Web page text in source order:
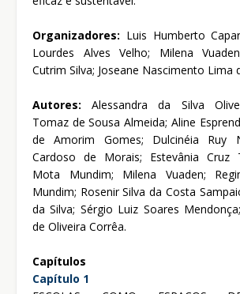
Organizadores: Luis Humberto
Lourdes Alves Velho; Milena
Cutrim Silva; Joseane Nascimento Lima
Autores:Alessandra da Silva
Tomaz de Sousa Almeida; Aline
de Amorim Gomes; Dulcinéia Ruy
Cardoso de Morais; Estevânia Cruz
Mota Mundim; Milena Vuaden;
Mundim; Rosenir Silva da Costa
da Silva; Sérgio Luiz Soares
de Oliveira Corrêa.
Capítulos
Capítulo 1